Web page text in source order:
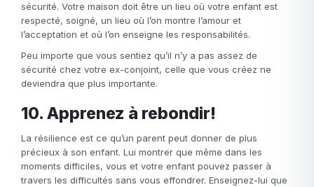
sécurité. Votre maison doit être un lieu où votre enfant est
respecté, soigné, un lieu où l’on montre l’amour et
l’acceptation et où l’on enseigne les responsabilités.
Peu importe que vous sentiez qu’il n’y a pas assez de
sécurité chez votre ex-conjoint, celle que vous créez ne
deviendra que plus importante.
10. Apprenez à rebondir!
La résilience est ce qu’un parent peut donner de plus
précieux à son enfant. Lui montrer que même dans les
moments difficiles, vous et votre enfant pouvez passer à
travers les difficultés sans vous effondrer. Enseignez-lui que